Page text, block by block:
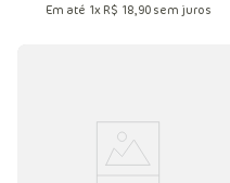
Em até 1x R$ 18,90sem juros